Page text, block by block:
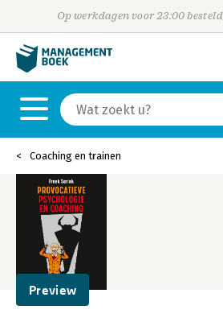
Op werkdagen voor 23:00
Coaching en trainen
Preview